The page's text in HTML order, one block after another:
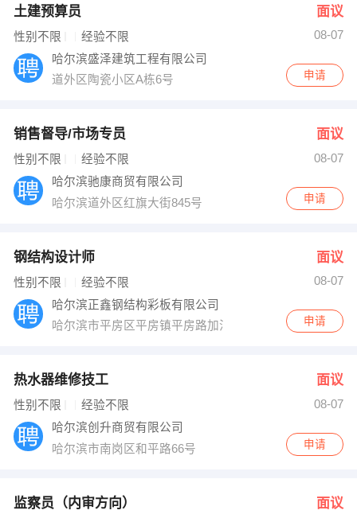
土建预算员 面议
性别不限 经验不限
08-07
哈尔滨盛泽建筑工程有限公司
道外区陶瓷小区A栋6号
申请
销售督导/市场专员 面议
性别不限 经验不限
08-07
哈尔滨驰康商贸有限公司
哈尔滨道外区红旗大街845号
申请
钢结构设计师 面议
性别不限 经验不限
08-07
哈尔滨正鑫钢结构彩板有限公司
哈尔滨市平房区平房镇平房路加油站旁
申请
热水器维修技工 面议
性别不限 经验不限
08-07
哈尔滨创升商贸有限公司
哈尔滨市南岗区和平路66号
申请
监察员（内审方向） 面议